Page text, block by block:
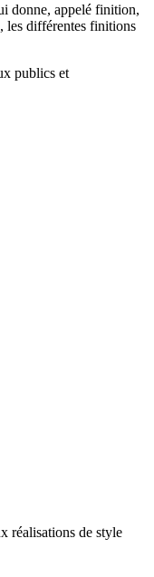
donne, appelé finition,
les différentes finitions
publics et
réalisations de style